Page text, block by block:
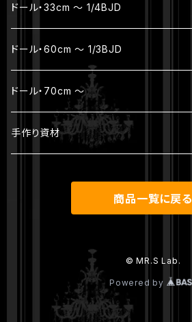
ボディ（素体）
パーツ
ウィッグ
アウトフィット
本体セット（ヘッド + ボディ）
ヘッド
ボディ（素体）
パーツ
フルセット
ボディ
ドール・33cm ～ 1/4BJD
ジュエリー
本体セット（ヘッド + ボディ）
ヘッド
アウトフィット
ドール・60cm ～ 1/3BJD
ジュエリー
ヘッド
ドール・70cm ～
ジュエリー
手作り資材
商品一覧に戻る
© MR.S Lab.
Powered by